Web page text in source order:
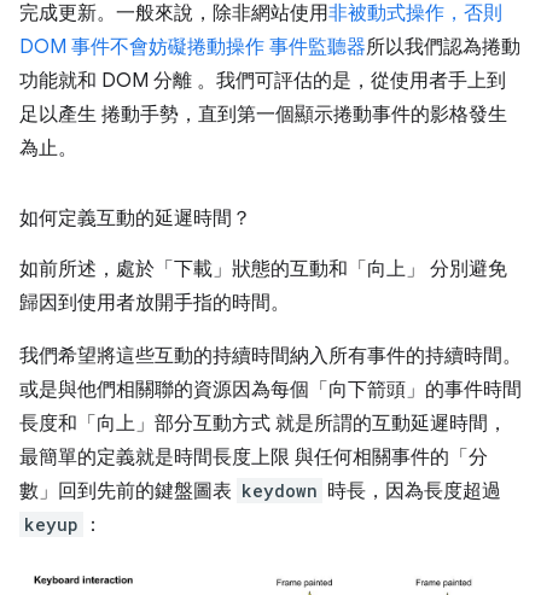
完成更新。一般來說，除非網站使用非被動式操作，否則
DOM 事件不會妨礙捲動操作 事件監聽器所以我們認為捲動
功能就和 DOM 分離 。我們可評估的是，從使用者手上到
足以產生 捲動手勢，直到第一個顯示捲動事件的影格發生
為止。
如何定義互動的延遲時間？
如前所述，處於「下載」狀態的互動和「向上」 分別避免
歸因到使用者放開手指的時間。
我們希望將這些互動的持續時間納入所有事件的持續時間。
或是與他們相關聯的資源因為每個「向下箭頭」的事件時間
長度和「向上」部分互動方式 就是所謂的互動延遲時間，
最簡單的定義就是時間長度上限 與任何相關事件的「分
數」回到先前的鍵盤圖表 keydown 時長，因為長度超過
keyup ：